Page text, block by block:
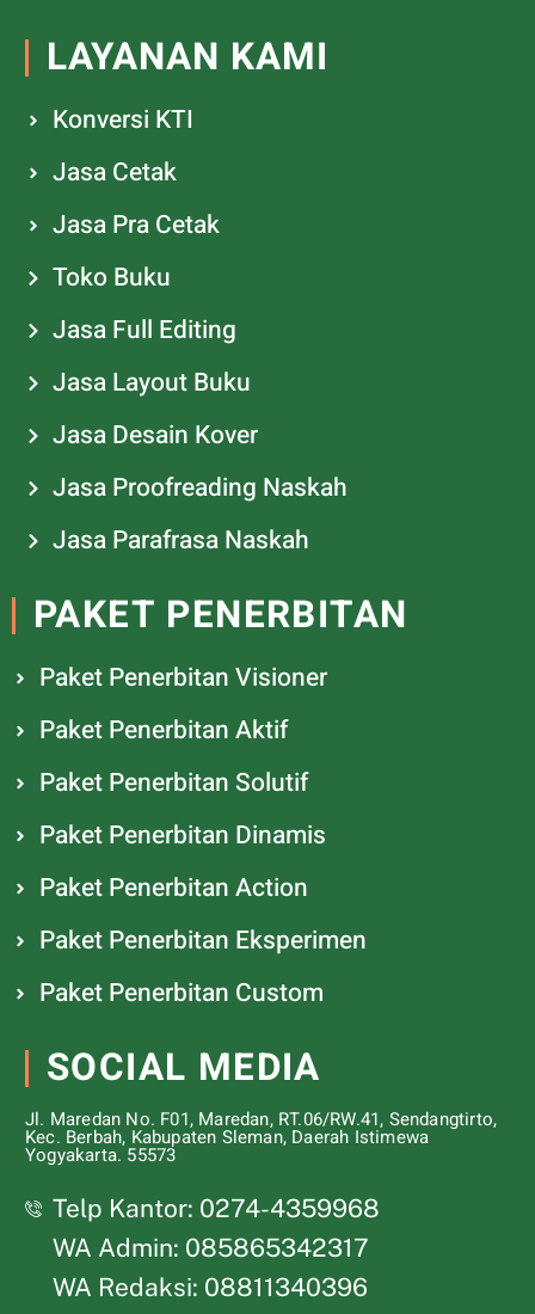
LAYANAN KAMI
Konversi KTI
Jasa Cetak
Jasa Pra Cetak
Toko Buku
Jasa Full Editing
Jasa Layout Buku
Jasa Desain Kover
Jasa Proofreading Naskah
Jasa Parafrasa Naskah
PAKET PENERBITAN
Paket Penerbitan Visioner
Paket Penerbitan Aktif
Paket Penerbitan Solutif
Paket Penerbitan Dinamis
Paket Penerbitan Action
Paket Penerbitan Eksperimen
Paket Penerbitan Custom
SOCIAL MEDIA
Jl. Maredan No. F01, Maredan, RT.06/RW.41, Sendangtirto,
Kec. Berbah, Kabupaten Sleman, Daerah Istimewa
Yogyakarta. 55573
Telp Kantor: 0274-4359968
WA Admin: 085865342317
WA Redaksi: 08811340396